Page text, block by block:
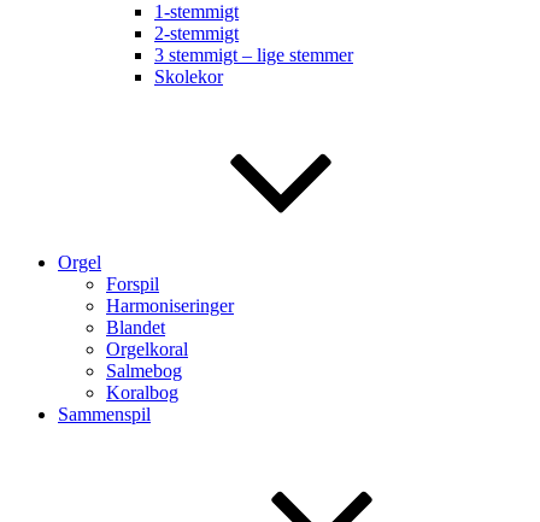
1-stemmigt
2-stemmigt
3 stemmigt – lige stemmer
Skolekor
Orgel
Forspil
Harmoniseringer
Blandet
Orgelkoral
Salmebog
Koralbog
Sammenspil